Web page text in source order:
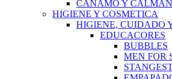
CAÑAMO Y
HIGIENE Y COSMETICA
HIGIENE, CUIDADO
EDUCACORES
BUBBLES
MEN FOR